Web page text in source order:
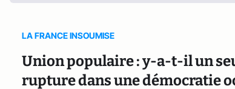
LA FRANCE INSOUMISE
Union populaire : y-a-t-il un
rupture dans une démocratie